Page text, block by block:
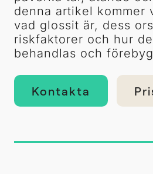
denna artikel kommer
vad glossit är, dess
riskfaktorer och hur
behandlas och
Kontakta